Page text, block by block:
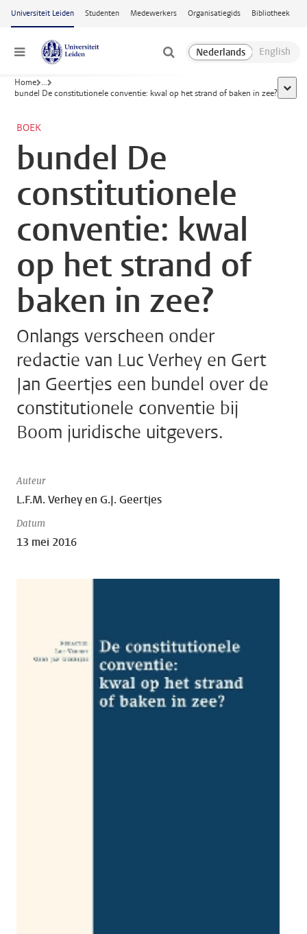
Ga naar hoofdinhoud
Universiteit Leiden Studenten Medewerkers Organisatiegids Bibliotheek
Menu
Home ...
bundel De constitutionele conventie: kwal op het strand of baken in zee? toon
BOEK
bundel De
constitutionele
conventie: kwal
op het strand of
baken in zee?
Onlangs verscheen onder
redactie van Luc Verhey en Gert
Jan Geertjes een bundel over de
constitutionele conventie bij
Boom juridische uitgevers.
Auteur
L.F.M. Verhey en G.J. Geertjes
Datum
13 mei 2016